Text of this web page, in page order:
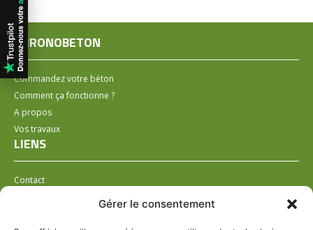
Gérer le consentement
CHRONOBETON
Commandez votre béton
Comment ça fonctionne ?
A propos
Vos travaux
LIENS
Contact